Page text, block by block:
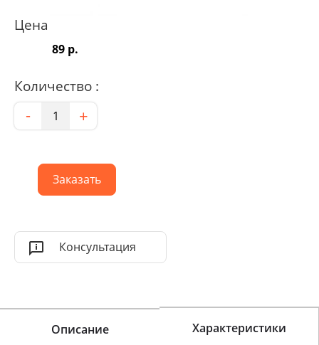
Цена
89 р.
Количество :
Количество
- +
Заказать
Консультация
Описание Характеристики